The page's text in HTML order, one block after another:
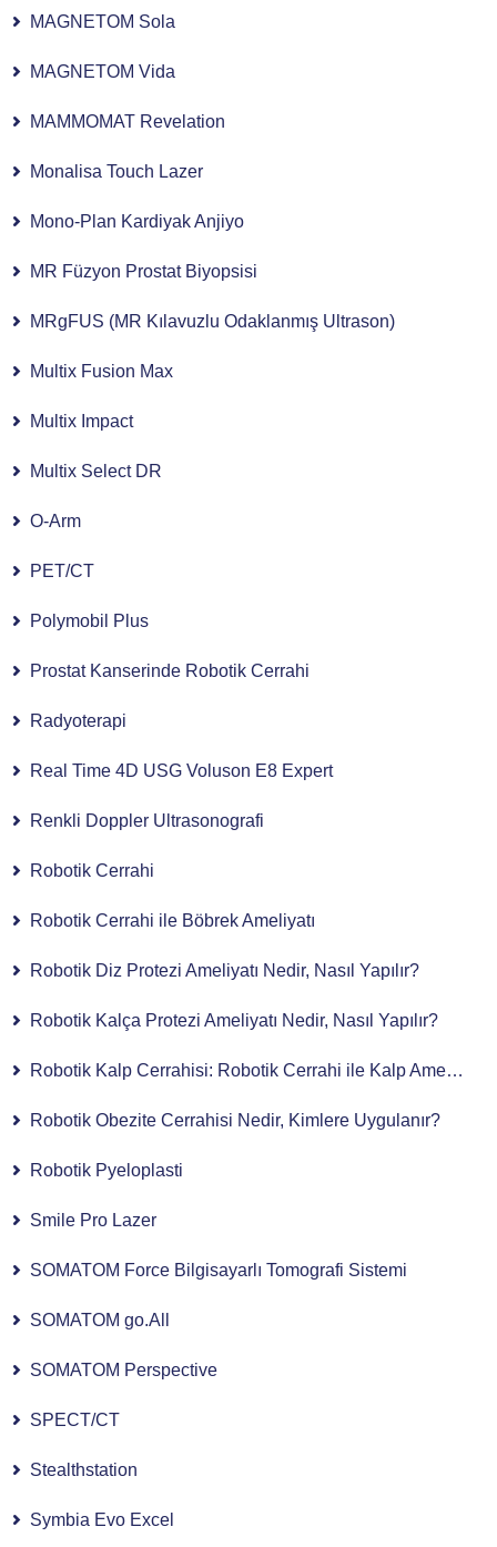
MAGNETOM Sola
MAGNETOM Vida
MAMMOMAT Revelation
Monalisa Touch Lazer
Mono-Plan Kardiyak Anjiyo
MR Füzyon Prostat Biyopsisi
MRgFUS (MR Kılavuzlu Odaklanmış Ultrason)
Multix Fusion Max
Multix Impact
Multix Select DR
O-Arm
PET/CT
Polymobil Plus
Prostat Kanserinde Robotik Cerrahi
Radyoterapi
Real Time 4D USG Voluson E8 Expert
Renkli Doppler Ultrasonografi
Robotik Cerrahi
Robotik Cerrahi ile Böbrek Ameliyatı
Robotik Diz Protezi Ameliyatı Nedir, Nasıl Yapılır?
Robotik Kalça Protezi Ameliyatı Nedir, Nasıl Yapılır?
Robotik Kalp Cerrahisi: Robotik Cerrahi ile Kalp Ameliyatı
Robotik Obezite Cerrahisi Nedir, Kimlere Uygulanır?
Robotik Pyeloplasti
Smile Pro Lazer
SOMATOM Force Bilgisayarlı Tomografi Sistemi
SOMATOM go.All
SOMATOM Perspective
SPECT/CT
Stealthstation
Symbia Evo Excel